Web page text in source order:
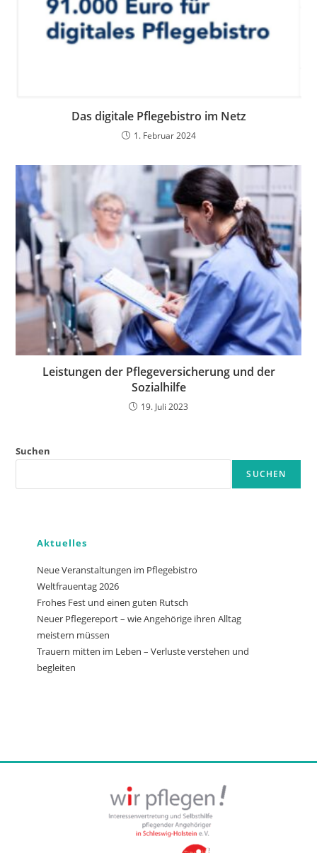
Das digitale Pflegebistro im Netz
1. Februar 2024
Leistungen der Pflegeversicherung und der
Sozialhilfe
19. Juli 2023
Suchen
SUCHEN
Aktuelles
Neue Veranstaltungen im Pflegebistro
Weltfrauentag 2026
Frohes Fest und einen guten Rutsch
Neuer Pflegereport – wie Angehörige ihren Alltag
meistern müssen
Trauern mitten im Leben – Verluste verstehen und
begleiten